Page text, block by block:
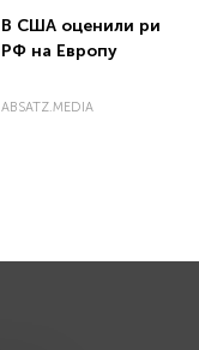
В США оценили риск
РФ на Европу
ABSATZ.MEDIA